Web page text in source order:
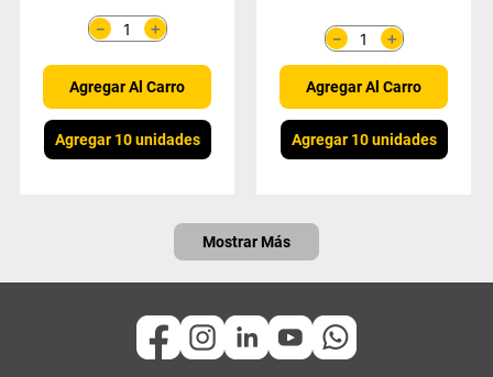
＋
－
Agregar Al Carro
Agregar 10 unidades
＋
－
Agregar Al Carro
Agregar 10 unidades
Mostrar Más